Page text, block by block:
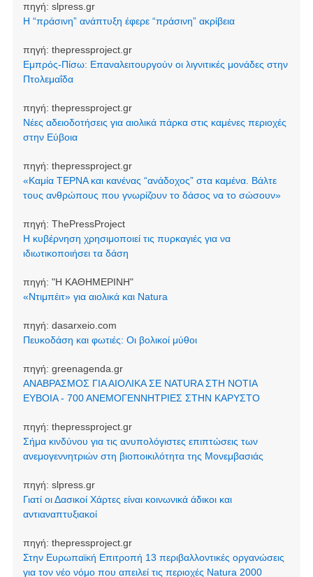
πηγή: slpress.gr
Η “πράσινη” ανάπτυξη έφερε “πράσινη” ακρίβεια
πηγή: thepressproject.gr
Εμπρός-Πίσω: Επαναλειτουργούν οι λιγνιτικές μονάδες στην
Πτολεμαΐδα
πηγή: thepressproject.gr
Νέες αδειοδοτήσεις για αιολικά πάρκα στις καμένες περιοχές
στην Εύβοια
πηγή: thepressproject.gr
«Καμία ΤΕΡΝΑ και κανένας “ανάδοχος” στα καμένα. Βάλτε
τους ανθρώπους που γνωρίζουν το δάσος να το σώσουν»
πηγή: ThePressProject
Η κυβέρνηση χρησιμοποιεί τις πυρκαγιές για να
ιδιωτικοποιήσει τα δάση
πηγή: "Η ΚΑΘΗΜΕΡΙΝΗ"
«Ντιμπέιτ» για αιολικά και Natura
πηγή: dasarxeio.com
Πευκοδάση και φωτιές: Οι βολικοί μύθοι
πηγή: greenagenda.gr
ΑΝΑΒΡΑΣΜΟΣ ΓΙΑ ΑΙΟΛΙΚΑ ΣΕ NATURA ΣΤΗ ΝΟΤΙΑ
ΕΥΒΟΙΑ - 700 ΑΝΕΜΟΓΕΝΝΗΤΡΙΕΣ ΣΤΗΝ ΚΑΡΥΣΤΟ
πηγή: thepressproject.gr
Σήμα κινδύνου για τις ανυπολόγιστες επιπτώσεις των
ανεμογεννητριών στη βιοποικιλότητα της Μονεμβασιάς
πηγή: slpress.gr
Γιατί οι Δασικοί Χάρτες είναι κοινωνικά άδικοι και
αντιαναπτυξιακοί
πηγή: thepressproject.gr
Στην Ευρωπαϊκή Επιτροπή 13 περιβαλλοντικές οργανώσεις
για τον νέο νόμο που απειλεί τις περιοχές Natura 2000